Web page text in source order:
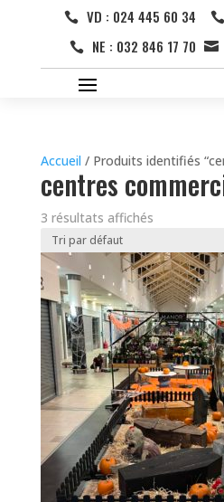
 VD : 024 445 60 34 
 NE : 032 846 17 70 
Accueil / Produits identifiés
centres
3 résultats affichés